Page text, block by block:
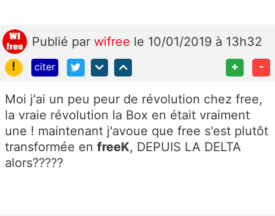
Publié par wifree le 10/01/2019 à 13h32
!
citer + -
Moi j'ai un peu peur de révolution chez free,
la vraie révolution la Box en était vraiment
une ! maintenant j'avoue que free s'est plutôt
transformée en freeK, DEPUIS LA DELTA
alors?????